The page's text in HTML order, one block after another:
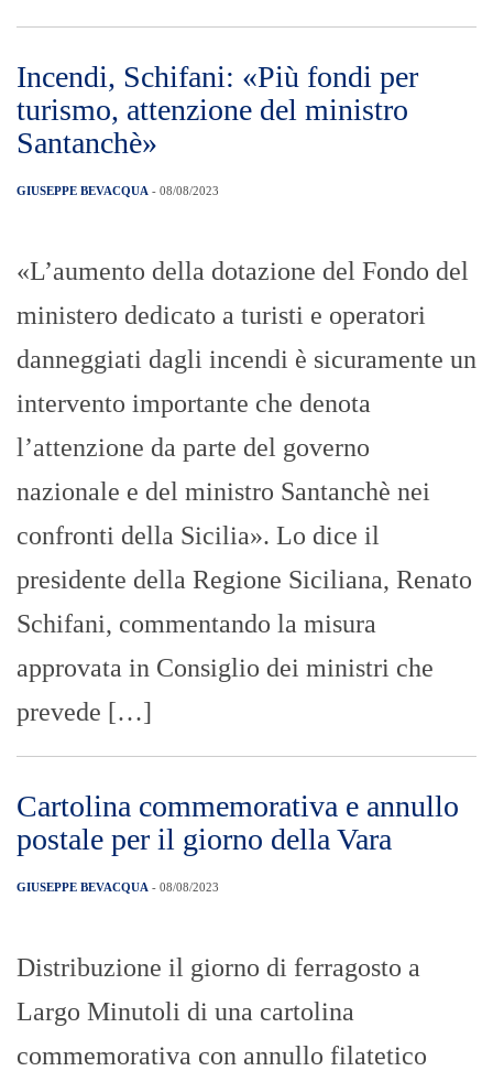
Incendi, Schifani: «Più fondi per
turismo, attenzione del ministro
Santanchè»
GIUSEPPE BEVACQUA - 08/08/2023
«L’aumento della dotazione del Fondo del
ministero dedicato a turisti e operatori
danneggiati dagli incendi è sicuramente un
intervento importante che denota
l’attenzione da parte del governo
nazionale e del ministro Santanchè nei
confronti della Sicilia». Lo dice il
presidente della Regione Siciliana, Renato
Schifani, commentando la misura
approvata in Consiglio dei ministri che
prevede […]
Cartolina commemorativa e annullo
postale per il giorno della Vara
GIUSEPPE BEVACQUA - 08/08/2023
Distribuzione il giorno di ferragosto a
Largo Minutoli di una cartolina
commemorativa con annullo filatetico